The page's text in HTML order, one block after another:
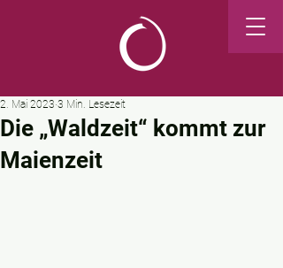
Die „Waldzeit“ kommt zur
Maienzeit
2. Mai 2023 3 Min. Lesezeit